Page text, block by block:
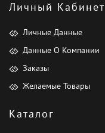
Личный Кабинет
Личные Данные
Данные О Компании
Заказы
Желаемые Товары
Каталог